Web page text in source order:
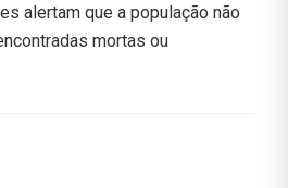
alertam que a população não
mortas ou